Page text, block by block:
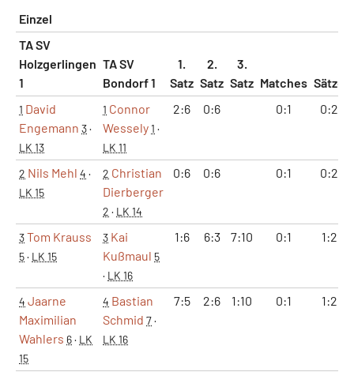
Einzel
TA SV
Holzgerlingen
1
TA SV
Bondorf 1
1.
Satz
2.
Satz
3.
Satz Matches Sätze
1 David
Engemann 3·
LK 13
1 Connor
Wessely1 ·
LK 11
2:6 0:6 0:1 0:2
2 Nils Mehl 4 ·
LK 15
2 Christian
Dierberger
2 · LK 14
0:6 0:6 0:1 0:2
3Tom Krauss
5· LK 15
3 Kai
Kußmaul 5
· LK 16
1:6 6:3 7:10 0:1 1:2
4 Jaarne
Maximilian
Wahlers 6· LK
15
4 Bastian
Schmid 7·
LK 16
7:5 2:6 1:10 0:1 1:2